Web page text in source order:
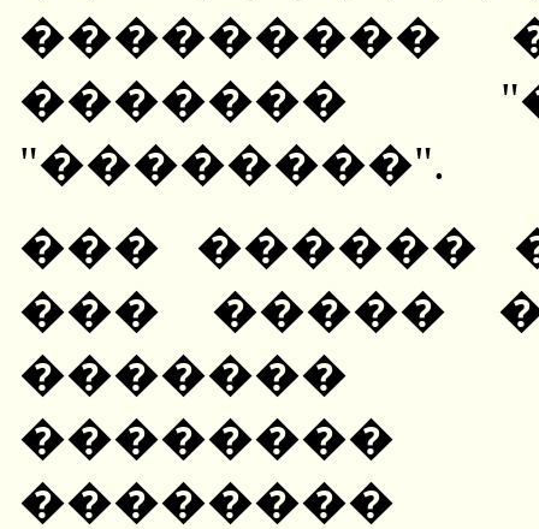
�������
"��������".
��� ������
��� �����
�������
��������